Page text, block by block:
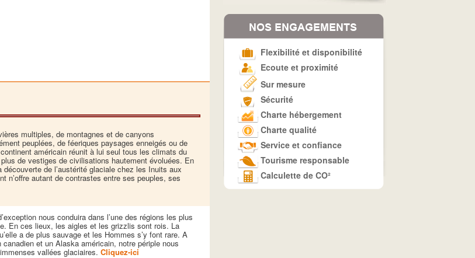
multiples, de montagnes et de canyons
peuplées, de féeriques paysages enneigés ou de
américain réunit à lui seul tous les climats du
de vestiges de civilisations hautement évoluées. En
de l’austérité glaciale chez les Inuits aux
n’offre autant de contrastes entre ses peuples, ses
nous conduira dans l’une des régions les plus
En ces lieux, les aigles et les grizzlis sont rois. La
a de plus sauvage et les Hommes s’y font rare. A
et un Alaska américain, notre périple nous
vallées glaciaires.Cliquez-ici
Flexibilité et disponibilité
Ecoute et proximité
Sur mesure
Sécurité
Charte hébergement
Charte qualité
Service et confiance
Tourisme responsable
Calculette de CO²